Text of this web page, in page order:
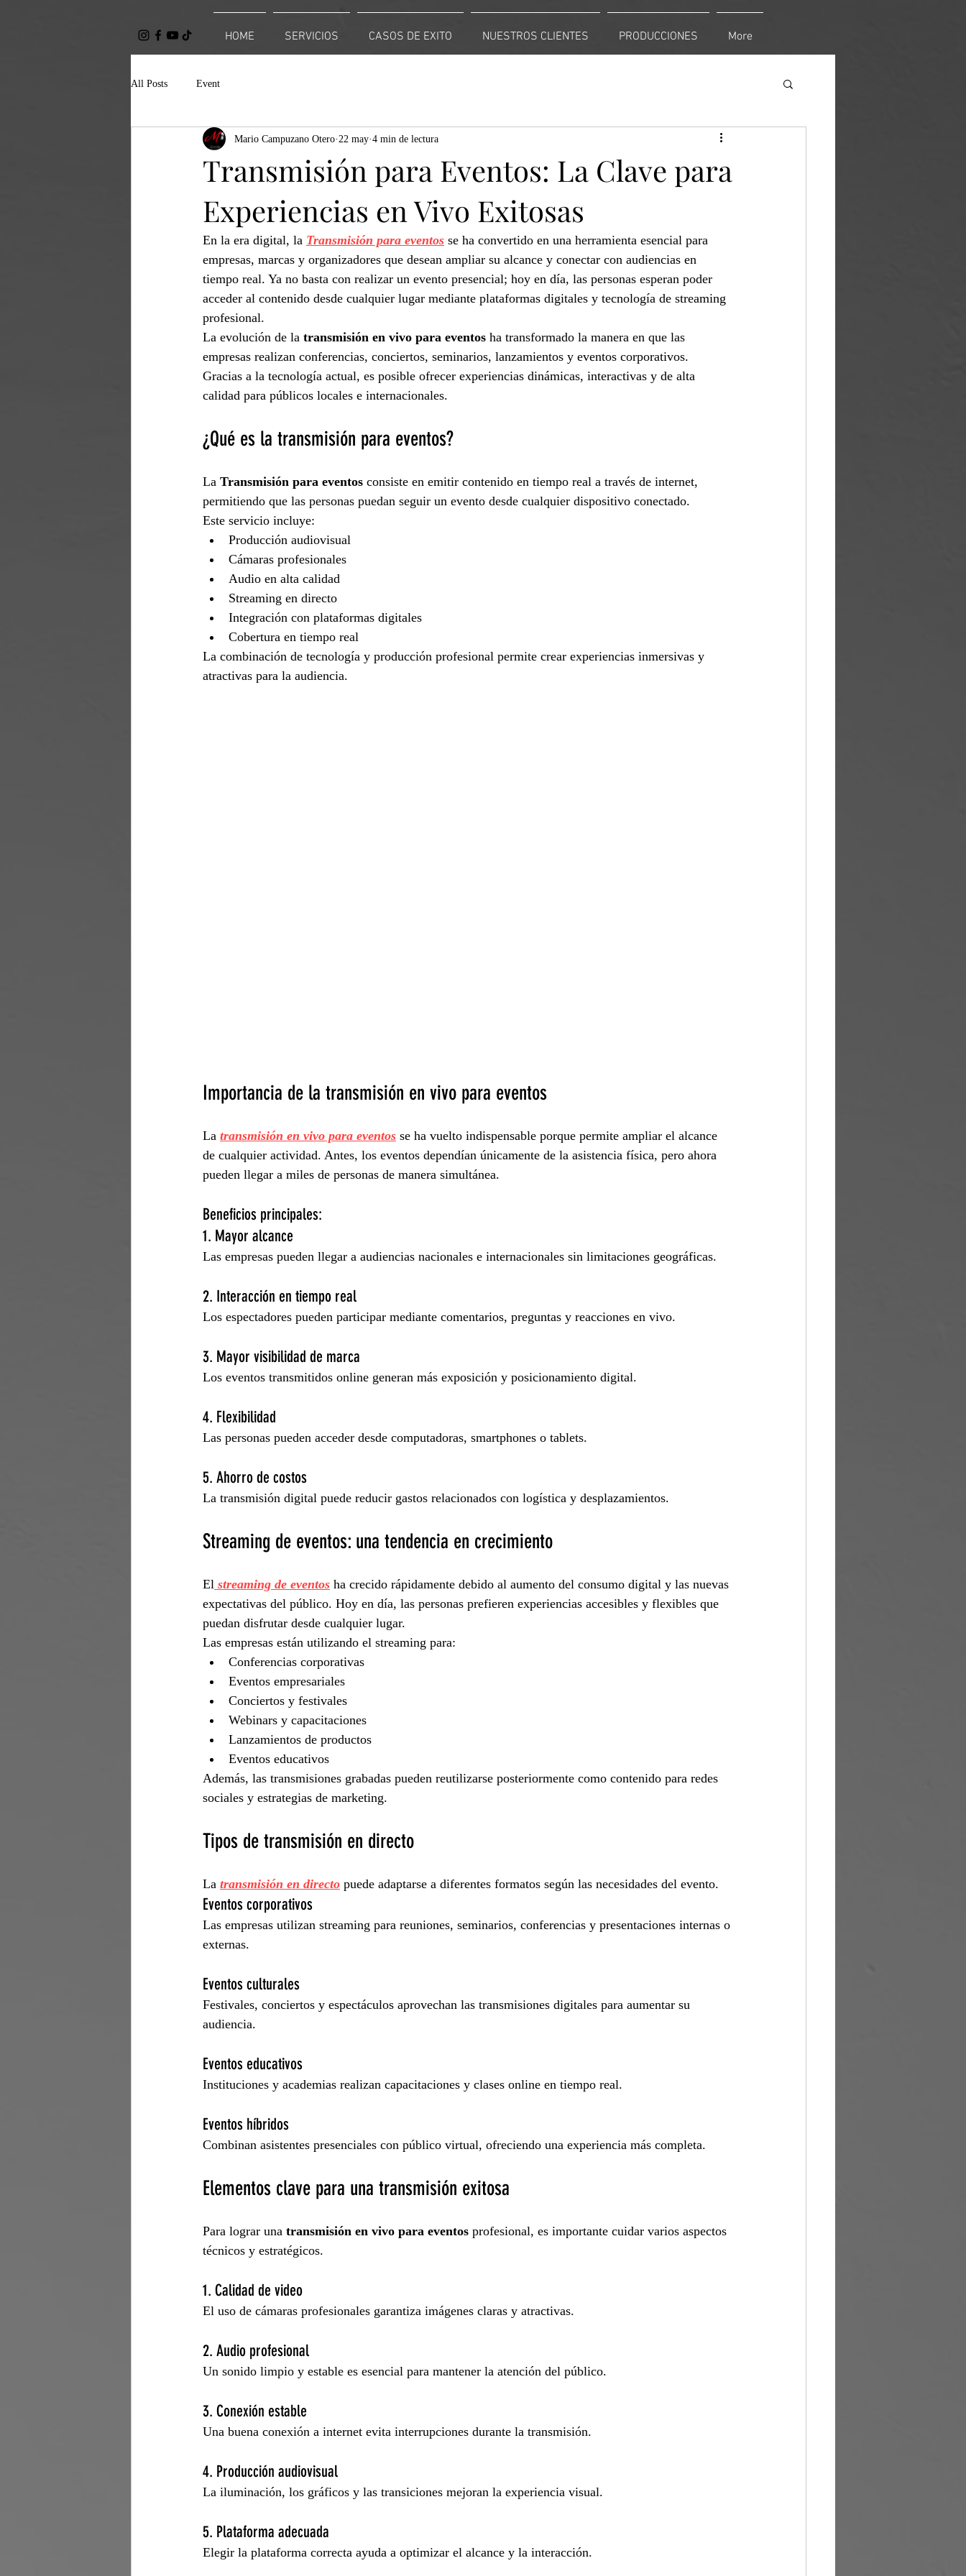
HOME SERVICIOS CASOS DE EXITO NUESTROS CLIENTES PRODUCCIONES More
All Posts Event
Transmisión para Eventos: La Clave para
Experiencias en Vivo Exitosas
Mario Campuzano Otero 22 may 4 min de lectura
En la era digital, la Transmisión para eventos se ha convertido en una herramienta esencial para
empresas, marcas y organizadores que desean ampliar su alcance y conectar con audiencias en
tiempo real. Ya no basta con realizar un evento presencial; hoy en día, las personas esperan poder
acceder al contenido desde cualquier lugar mediante plataformas digitales y tecnología de streaming
profesional.
La evolución de la transmisión en vivo para eventos ha transformado la manera en que las
empresas realizan conferencias, conciertos, seminarios, lanzamientos y eventos corporativos.
Gracias a la tecnología actual, es posible ofrecer experiencias dinámicas, interactivas y de alta
calidad para públicos locales e internacionales.
¿Qué es la transmisión para eventos?
La Transmisión para eventos consiste en emitir contenido en tiempo real a través de internet,
permitiendo que las personas puedan seguir un evento desde cualquier dispositivo conectado.
Este servicio incluye:
Producción audiovisual
Cámaras profesionales
Audio en alta calidad
Streaming en directo
Integración con plataformas digitales
Cobertura en tiempo real
La combinación de tecnología y producción profesional permite crear experiencias inmersivas y
atractivas para la audiencia.
Importancia de la transmisión en vivo para eventos
La transmisión en vivo para eventos se ha vuelto indispensable porque permite ampliar el alcance
de cualquier actividad. Antes, los eventos dependían únicamente de la asistencia física, pero ahora
pueden llegar a miles de personas de manera simultánea.
Beneficios principales:
1. Mayor alcance
Las empresas pueden llegar a audiencias nacionales e internacionales sin limitaciones geográficas.
2. Interacción en tiempo real
Los espectadores pueden participar mediante comentarios, preguntas y reacciones en vivo.
3. Mayor visibilidad de marca
Los eventos transmitidos online generan más exposición y posicionamiento digital.
4. Flexibilidad
Las personas pueden acceder desde computadoras, smartphones o tablets.
5. Ahorro de costos
La transmisión digital puede reducir gastos relacionados con logística y desplazamientos.
Streaming de eventos: una tendencia en crecimiento
El streaming de eventos ha crecido rápidamente debido al aumento del consumo digital y las nuevas
expectativas del público. Hoy en día, las personas prefieren experiencias accesibles y flexibles que
puedan disfrutar desde cualquier lugar.
Las empresas están utilizando el streaming para:
Conferencias corporativas
Eventos empresariales
Conciertos y festivales
Webinars y capacitaciones
Lanzamientos de productos
Eventos educativos
Además, las transmisiones grabadas pueden reutilizarse posteriormente como contenido para redes
sociales y estrategias de marketing.
Tipos de transmisión en directo
La transmisión en directo puede adaptarse a diferentes formatos según las necesidades del evento.
Eventos corporativos
Las empresas utilizan streaming para reuniones, seminarios, conferencias y presentaciones internas o
externas.
Eventos culturales
Festivales, conciertos y espectáculos aprovechan las transmisiones digitales para aumentar su
audiencia.
Eventos educativos
Instituciones y academias realizan capacitaciones y clases online en tiempo real.
Eventos híbridos
Combinan asistentes presenciales con público virtual, ofreciendo una experiencia más completa.
Elementos clave para una transmisión exitosa
Para lograr una transmisión en vivo para eventos profesional, es importante cuidar varios aspectos
técnicos y estratégicos.
1. Calidad de video
El uso de cámaras profesionales garantiza imágenes claras y atractivas.
2. Audio profesional
Un sonido limpio y estable es esencial para mantener la atención del público.
3. Conexión estable
Una buena conexión a internet evita interrupciones durante la transmisión.
4. Producción audiovisual
La iluminación, los gráficos y las transiciones mejoran la experiencia visual.
5. Plataforma adecuada
Elegir la plataforma correcta ayuda a optimizar el alcance y la interacción.